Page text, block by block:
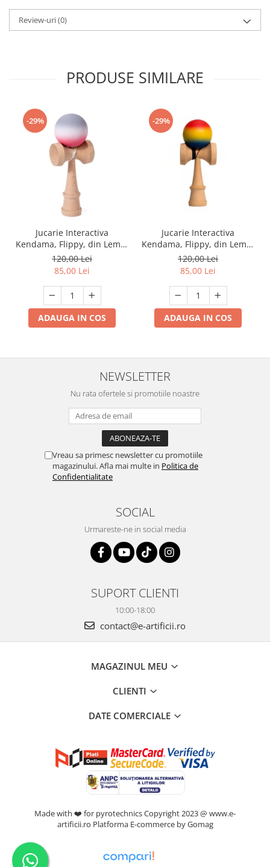
Review-uri(0)
PRODUSE SIMILARE
-29%
Jucarie Interactiva
Kendama, Flippy, din Lemn,
18 cm, Joc de Indemanare
pentru Copii si Adulti,
Model Gradient 9,
Rosu/Alb/Gri
120,00 Lei
85,00 Lei
ADAUGA IN COS
-29%
Jucarie Interactiva
Kendama, Flippy, din Lemn,
18 cm, Joc de Indemanare
pentru Copii si Adulti,
Model Gradient 8, Rosu/
Galben/ Albastru
120,00 Lei
85,00 Lei
ADAUGA IN COS
NEWSLETTER
Nu rata ofertele si promotiile noastre
Vreau sa primesc newsletter cu promotiile
magazinului. Afla mai multe in Politica de
Confidentialitate
SOCIAL
Urmareste-ne in social media
SUPORT CLIENTI
10:00-18:00
contact@e-artificii.ro
MAGAZINUL MEU
CLIENTI
DATE COMERCIALE
Made with ❤️ for pyrotechnics Copyright 2023 @ www.e-
artificii.ro Platforma E-commerce by Gomag